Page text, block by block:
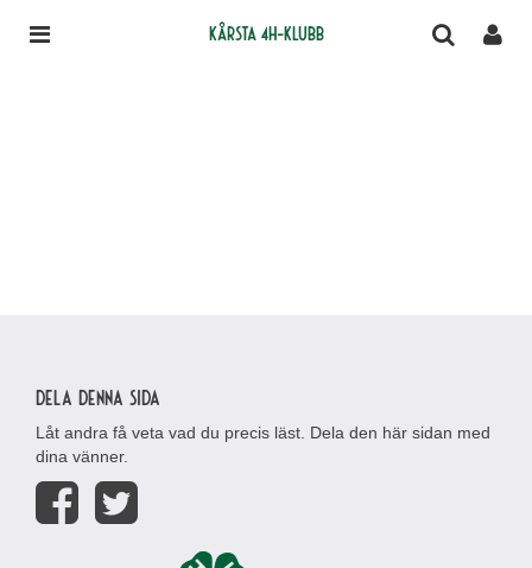
Kårsta 4H-klubb
Dela denna sida
Låt andra få veta vad du precis läst. Dela den här sidan med
dina vänner.